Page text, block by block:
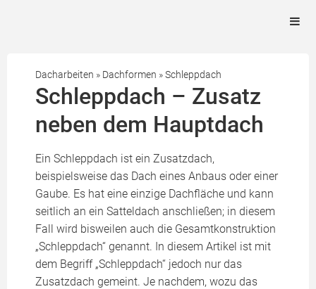
Dacharbeiten » Dachformen »Schleppdach
Schleppdach – Zusatz
neben dem Hauptdach
Ein Schleppdach ist ein Zusatzdach,
beispielsweise das Dach eines Anbaus oder einer
Gaube. Es hat eine einzige Dachfläche und kann
seitlich an ein Satteldach anschließen; in diesem
Fall wird bisweilen auch die Gesamtkonstruktion
„Schleppdach“ genannt. In diesem Artikel ist mit
dem Begriff „Schleppdach“ jedoch nur das
Zusatzdach gemeint. Je nachdem, wozu das